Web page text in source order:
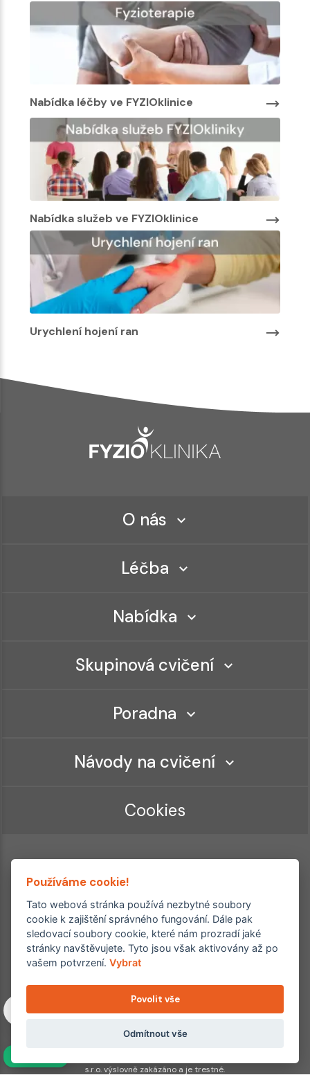
Nabídka léčby ve FYZIOklinice
Nabídka služeb ve FYZIOklinice
Urychlení hojení ran
O nás
Léčba
Nabídka
Skupinová cvičení
Poradna
Návody na cvičení
Cookies
Ordinace roku
Rehabilitační ordinace
2. místo – 2017/2019
Copyright © 2011–2026 FYZIOklinika s.r.o.
Machkova 1642/2, Praha 4, Jižní Město – Chodov
Všechna práva vyhrazena. Jakékoliv užití obsahu či jeho částí
s.r.o. výslovně zakázáno a je trestné.
Používáme cookie!
Tato webová stránka používá nezbytné soubory
cookie k zajištění správného fungování. Dále pak
sledovací soubory cookie, které nám prozradí jaké
stránky navštěvujete. Tyto jsou však aktivovány až po
vašem potvrzení.Vybrat
Povolit vše
Odmítnout vše